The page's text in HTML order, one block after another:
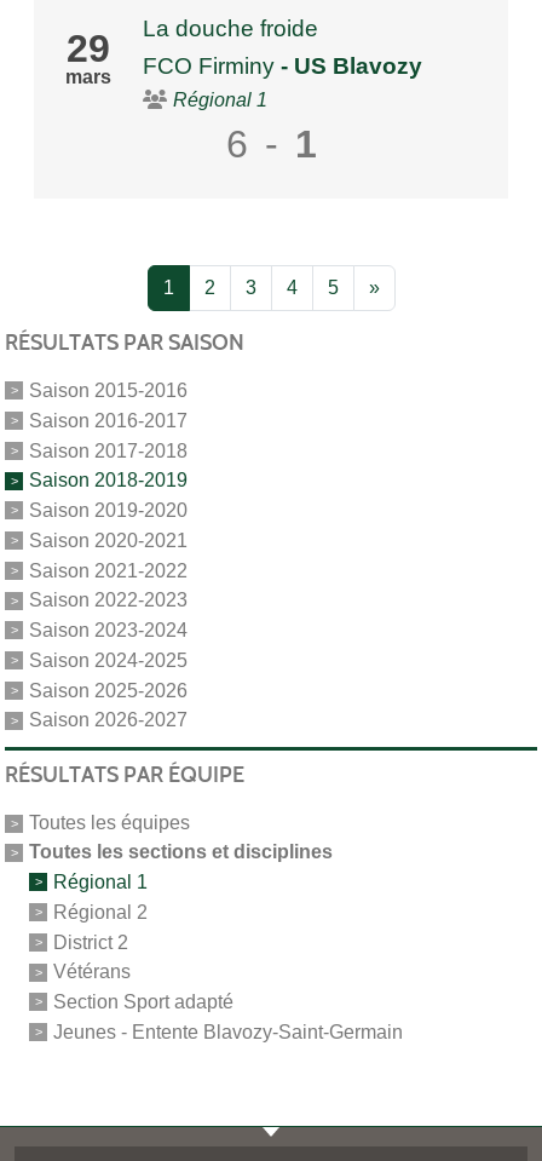
29
mars
La douche froide
FCO Firminy - US Blavozy
Régional 1
6 - 1
1 2 3 4 5 »
RÉSULTATS PAR SAISON
Saison 2015-2016
Saison 2016-2017
Saison 2017-2018
Saison 2018-2019
Saison 2019-2020
Saison 2020-2021
Saison 2021-2022
Saison 2022-2023
Saison 2023-2024
Saison 2024-2025
Saison 2025-2026
Saison 2026-2027
RÉSULTATS PAR ÉQUIPE
Toutes les équipes
Toutes les sections et disciplines
Régional 1
Régional 2
District 2
Vétérans
Section Sport adapté
Jeunes - Entente Blavozy-Saint-Germain